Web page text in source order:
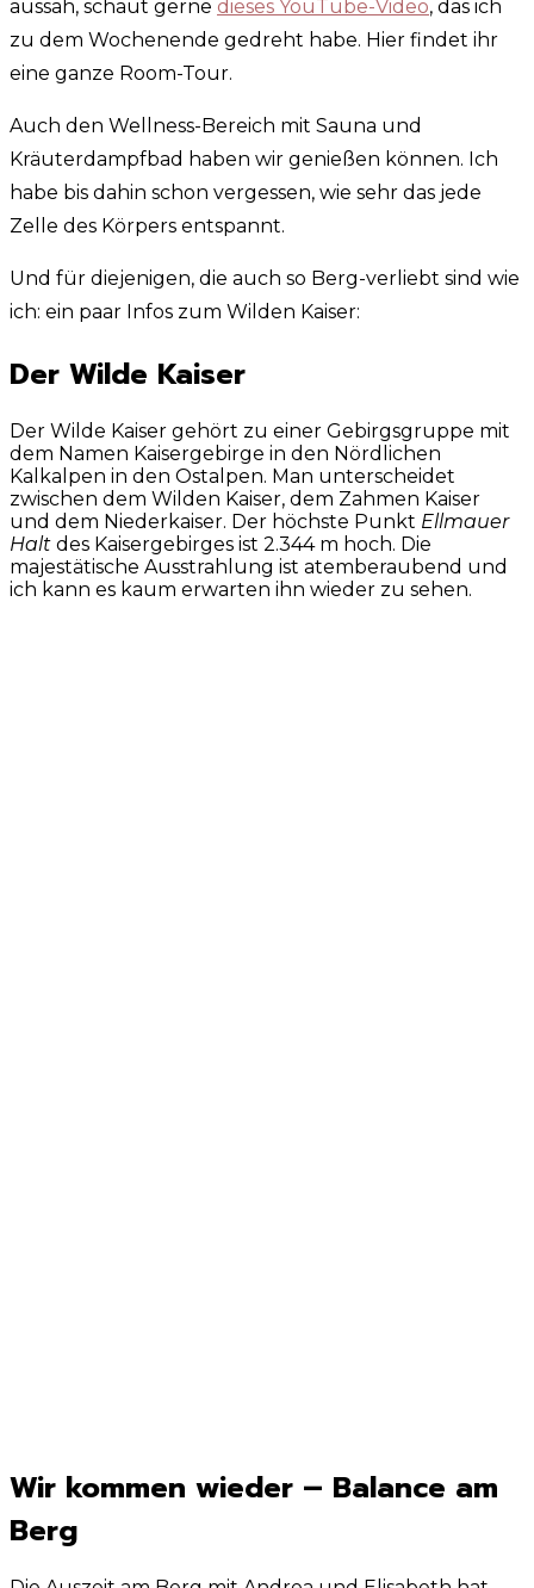
aussah, schaut gerne dieses YouTube-Video, das ich
zu dem Wochenende gedreht habe. Hier findet ihr
eine ganze Room-Tour.
Auch den Wellness-Bereich mit Sauna und
Kräuterdampfbad haben wir genießen können. Ich
habe bis dahin schon vergessen, wie sehr das jede
Zelle des Körpers entspannt.
Und für diejenigen, die auch so Berg-verliebt sind wie
ich: ein paar Infos zum Wilden Kaiser:
Der Wilde Kaiser
Der Wilde Kaiser gehört zu einer Gebirgsgruppe mit
dem Namen Kaisergebirge in den Nördlichen
Kalkalpen in den Ostalpen. Man unterscheidet
zwischen dem Wilden Kaiser, dem Zahmen Kaiser
und dem Niederkaiser. Der höchste Punkt Ellmauer
Halt des Kaisergebirges ist 2.344 m hoch. Die
majestätische Ausstrahlung ist atemberaubend und
ich kann es kaum erwarten ihn wieder zu sehen.
Wir kommen wieder – Balance am
Berg